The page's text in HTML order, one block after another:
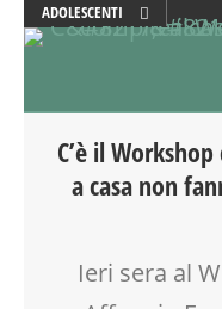
ADOLESCENTI
ADULTI
GENITORE
GENITORI
MOOD BOX
C’è il
a casa non
Ieri sera al